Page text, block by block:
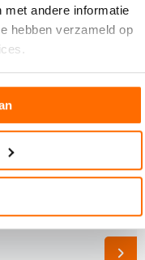
met andere informatie
hebben verzameld op
inkten
of laten
of lakken.